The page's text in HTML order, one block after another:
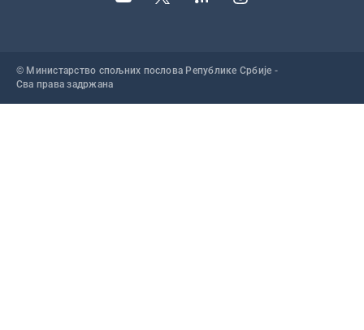
© Министарство спољних послова Републике Србије -
Сва права задржана